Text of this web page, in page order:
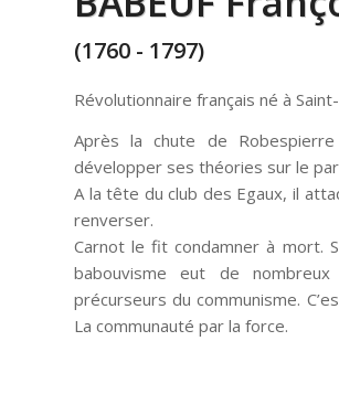
(1760 - 1797)
Révolutionnaire français né à
Après la chute de
développer ses théories sur le
A la tête du club des Egaux, il
renverser.
Carnot le fit condamner à mort.
babouvisme eut de
précurseurs du communisme.
La communauté par la force.